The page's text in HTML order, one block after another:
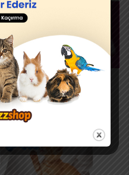
Himalayan Kedisinin En
Belirgin 7 Özelliği ve Bakım
Önerileri
28 Aralık 2020